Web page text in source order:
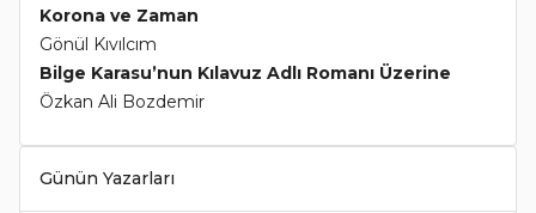
Korona ve Zaman
Gönül Kıvılcım
Bilge Karasu’nun Kılavuz Adlı Romanı Üzerine
Özkan Ali Bozdemir
Günün Yazarları